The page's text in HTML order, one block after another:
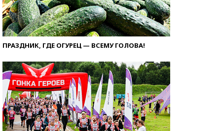
ПРАЗДНИК, ГДЕ ОГУРЕЦ — ВСЕМУ ГОЛОВА!